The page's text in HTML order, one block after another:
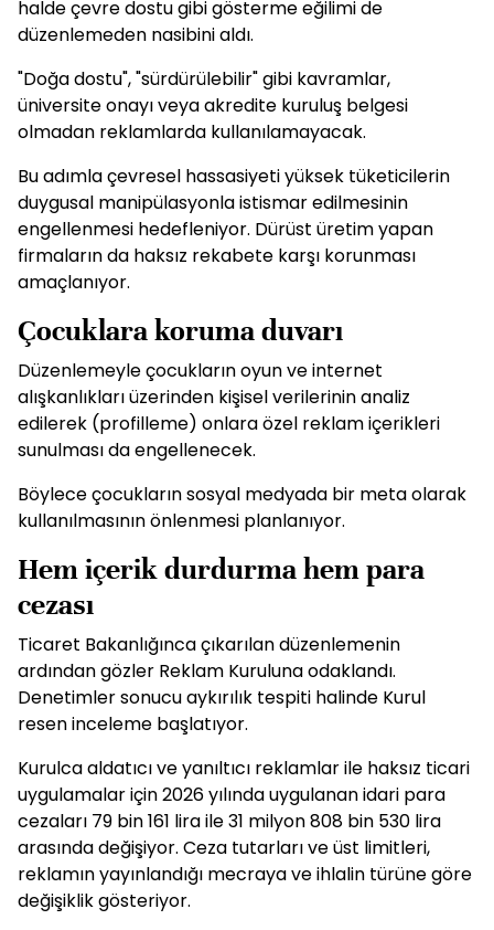
halde çevre dostu gibi gösterme eğilimi de
düzenlemeden nasibini aldı.
"Doğa dostu", "sürdürülebilir" gibi kavramlar,
üniversite onayı veya akredite kuruluş belgesi
olmadan reklamlarda kullanılamayacak.
Bu adımla çevresel hassasiyeti yüksek tüketicilerin
duygusal manipülasyonla istismar edilmesinin
engellenmesi hedefleniyor. Dürüst üretim yapan
firmaların da haksız rekabete karşı korunması
amaçlanıyor.
Çocuklara koruma duvarı
Düzenlemeyle çocukların oyun ve internet
alışkanlıkları üzerinden kişisel verilerinin analiz
edilerek (profilleme) onlara özel reklam içerikleri
sunulması da engellenecek.
Böylece çocukların sosyal medyada bir meta olarak
kullanılmasının önlenmesi planlanıyor.
Hem içerik durdurma hem para
cezası
Ticaret Bakanlığınca çıkarılan düzenlemenin
ardından gözler Reklam Kuruluna odaklandı.
Denetimler sonucu aykırılık tespiti halinde Kurul
resen inceleme başlatıyor.
Kurulca aldatıcı ve yanıltıcı reklamlar ile haksız ticari
uygulamalar için 2026 yılında uygulanan idari para
cezaları 79 bin 161 lira ile 31 milyon 808 bin 530 lira
arasında değişiyor. Ceza tutarları ve üst limitleri,
reklamın yayınlandığı mecraya ve ihlalin türüne göre
değişiklik gösteriyor.